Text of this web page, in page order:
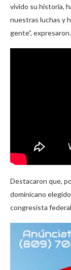
vivido su historia,
nuestras luchas y
gente”, expresaron.
Destacaron que,
dominicano
congresista